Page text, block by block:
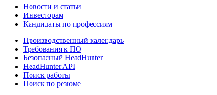
Новости и статьи
Инвесторам
Кандидаты по профессиям
Производственный календарь
Требования к ПО
Безопасный HeadHunter
HeadHunter API
Поиск работы
Поиск по резюме